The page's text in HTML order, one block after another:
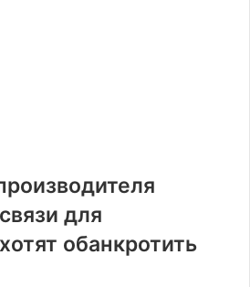
для
обанкротить